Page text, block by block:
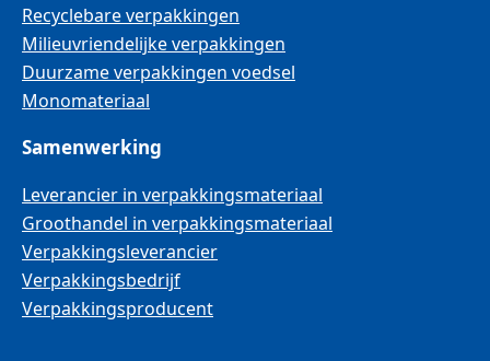
Recyclebare verpakkingen
Milieuvriendelijke verpakkingen
Duurzame verpakkingen voedsel
Monomateriaal
Samenwerking
Leverancier in verpakkingsmateriaal
Groothandel in verpakkingsmateriaal
Verpakkingsleverancier
Verpakkingsbedrijf
Verpakkingsproducent